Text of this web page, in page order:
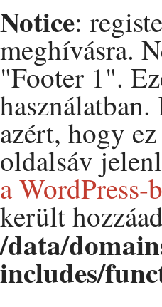
Notice:
meghívásra.
"Footer 1".
azért, hogy
oldalsáv
a WordPress-
került
/data/
includes/